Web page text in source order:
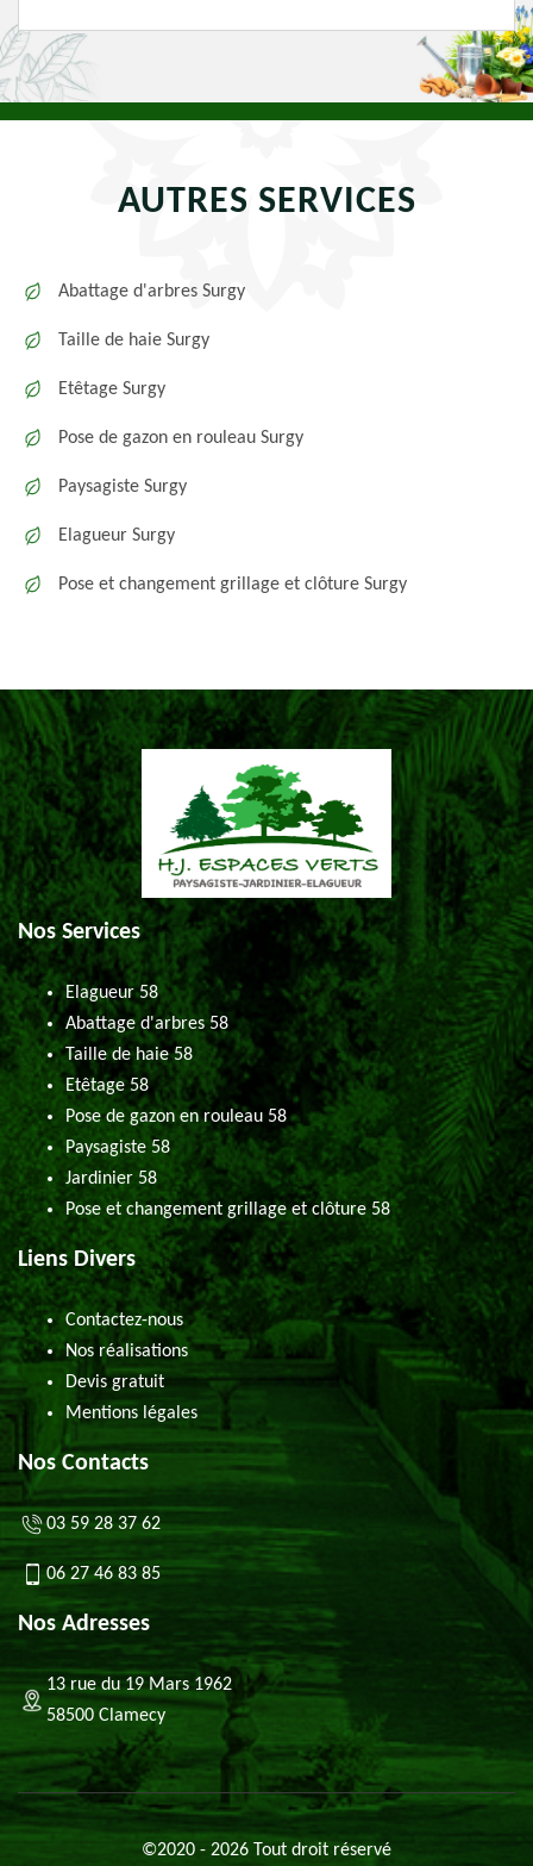
AUTRES SERVICES
Abattage d'arbres Surgy
Taille de haie Surgy
Etêtage Surgy
Pose de gazon en rouleau Surgy
Paysagiste Surgy
Elagueur Surgy
Pose et changement grillage et clôture Surgy
Nos Services
Elagueur 58
Abattage d'arbres 58
Taille de haie 58
Etêtage 58
Pose de gazon en rouleau 58
Paysagiste 58
Jardinier 58
Pose et changement grillage et clôture 58
Liens Divers
Contactez-nous
Nos réalisations
Devis gratuit
Mentions légales
Nos Contacts
03 59 28 37 62
06 27 46 83 85
Nos Adresses
13 rue du 19 Mars 1962
58500 Clamecy
©2020 - 2026 Tout droit réservé